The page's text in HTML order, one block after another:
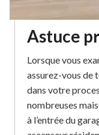
Astuce
Lorsque vous
assurez-vous de
dans votre
nombreuses
à l’entrée du